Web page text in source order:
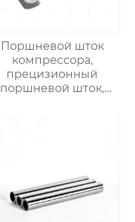
Поршневой шток
компрессора,
прецизионный
поршневой шток,
полированный вал.
Возможна
индивидуальная
настройка, прямая